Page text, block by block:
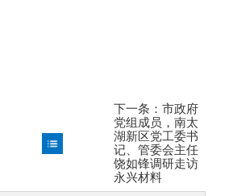
下一条：市政府
党组成员，南太
湖新区党工委书
记、管委会主任
饶如锋调研走访
永兴材料